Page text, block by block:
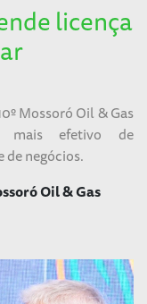
licença
Mossoró Oil & Gas
mais efetivo de
negócios.
Oil & Gas